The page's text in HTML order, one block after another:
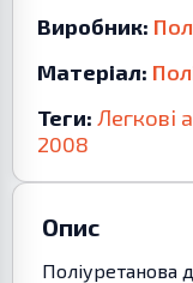
Виробник:
Матеріал:
Теги: Легкові
2008
Опис
Поліуретанова